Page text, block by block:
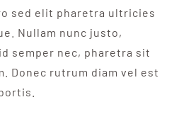
sed elit pharetra ultricies
Nullam nunc justo,
semper nec, pharetra sit
Donec rutrum diam vel est